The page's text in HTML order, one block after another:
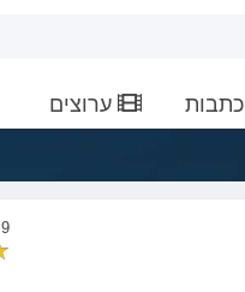
כתבות ערוצים
9 גולשים דירגו